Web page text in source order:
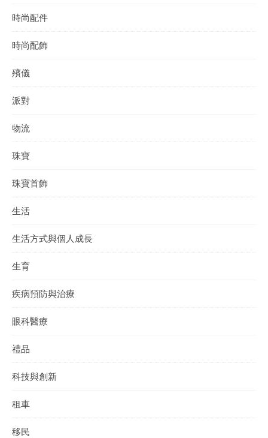
時尚配件
時尚配飾
殯儀
派對
物流
珠寶
珠寶首飾
生活
生活方式與個人成長
生育
疾病預防與治療
眼科醫療
禮品
科技與創新
租車
移民